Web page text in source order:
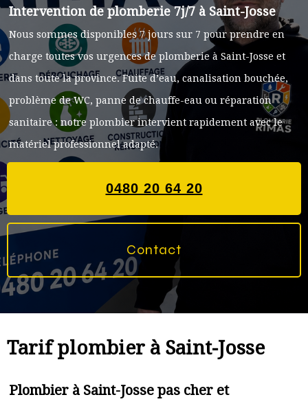
Intervention de plomberie 7j/7 à Saint-Josse
Nous sommes disponibles 7 jours sur 7 pour prendre en
charge toutes vos urgences de plomberie à Saint-Josse et
dans toute la province. Fuite d’eau, canalisation bouchée,
problème de WC, panne de chauffe-eau ou réparation
sanitaire : notre plombier intervient rapidement avec le
matériel professionnel adapté.
0480 20 64 20
Contact
Tarif plombier à Saint-Josse
Plombier à Saint-Josse pas cher et